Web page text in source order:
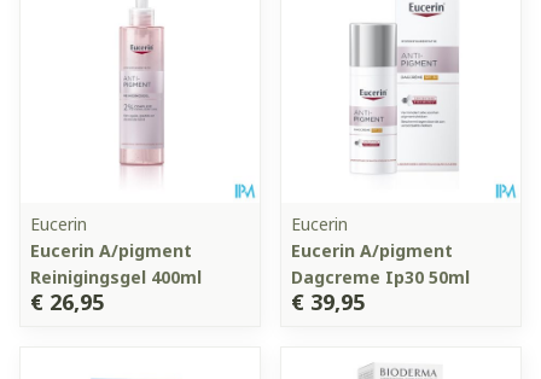
Eucerin
Eucerin A/pigment
Reinigingsgel 400ml
€ 26,95
Eucerin
Eucerin A/pigment
Dagcreme Ip30 50ml
€ 39,95